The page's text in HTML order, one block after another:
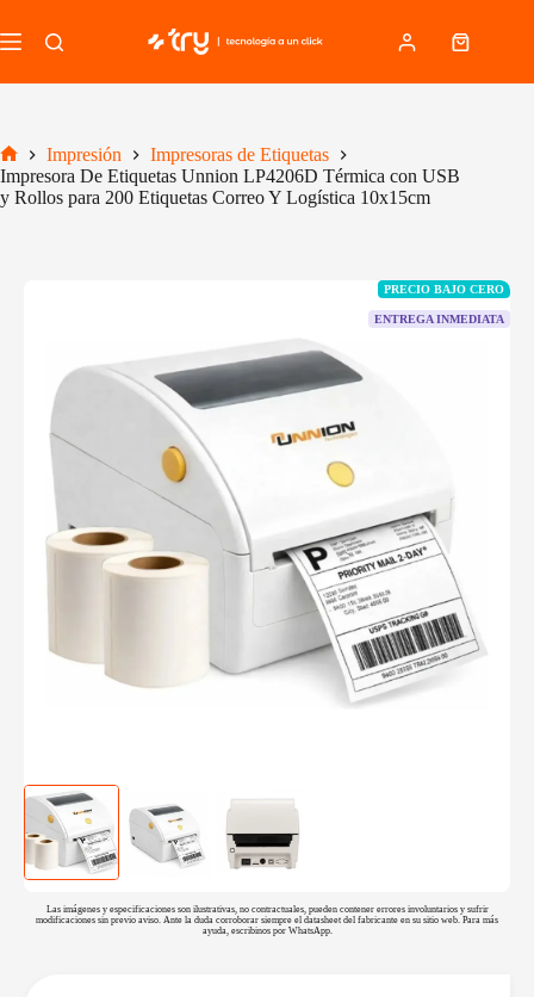
al
contenido
Carro
Inicio
Impresión
Impresoras de Etiquetas
Impresora De Etiquetas Unnion LP4206D Térmica con USB
y Rollos para 200 Etiquetas Correo Y Logística 10x15cm
PRECIO BAJO CERO
ENTREGA INMEDIATA
Las imágenes y especificaciones son ilustrativas, no contractuales, pueden contener errores involuntarios y sufrir
modificaciones sin previo aviso. Ante la duda corroborar siempre el datasheet del fabricante en su sitio web. Para más
ayuda, escribinos por WhatsApp.